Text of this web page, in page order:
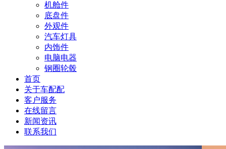
机舱件
底盘件
外观件
汽车灯具
内饰件
电脑电器
钢圈轮毂
首页
关于车配配
客户服务
在线留言
新闻资讯
联系我们